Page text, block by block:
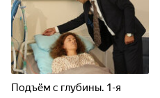
Подъём с глубины. 1-я